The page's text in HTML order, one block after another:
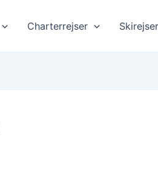
Charterrejser Skirejser